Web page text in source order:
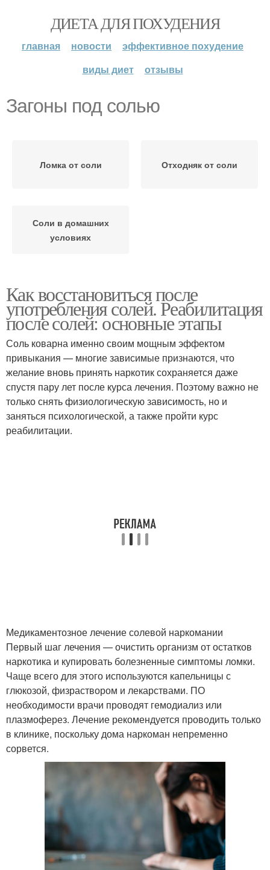
ДИЕТА ДЛЯ ПОХУДЕНИЯ
главная новости
эффективное похудение
виды диет
отзывы
Загоны под солью
Ломка от соли Отходняк от соли
Соли в домашних
условиях
Как восстановиться после
употребления солей. Реабилитация
после солей: основные этапы
Соль коварна именно своим мощным эффектом
привыкания — многие зависимые признаются, что
желание вновь принять наркотик сохраняется даже
спустя пару лет после курса лечения. Поэтому важно не
только снять физиологическую зависимость, но и
заняться психологической, а также пройти курс
реабилитации.
Медикаментозное лечение солевой наркомании
Первый шаг лечения — очистить организм от остатков
наркотика и купировать болезненные симптомы ломки.
Чаще всего для этого используются капельницы с
глюкозой, физраствором и лекарствами. ПО
необходимости врачи проводят гемодиализ или
плазмоферез. Лечение рекомендуется проводить только
в клинике, поскольку дома наркоман непременно
сорвется.